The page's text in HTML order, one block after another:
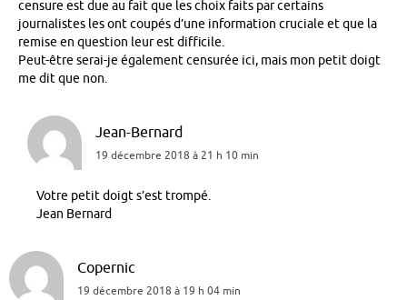
censure est due au fait que les choix faits par certains
journalistes les ont coupés d’une information cruciale et que la
remise en question leur est difficile.
Peut-être serai-je également censurée ici, mais mon petit doigt
me dit que non.
Jean-Bernard
19 décembre 2018 à 21 h 10 min
Votre petit doigt s’est trompé.
Jean Bernard
Copernic
19 décembre 2018 à 19 h 04 min